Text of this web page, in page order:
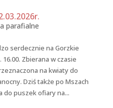
parafialne
serdecznie na Gorzkie
Zbierana w czasie
na kwiaty do
Dziś także po Mszach
do puszek ofiary na...